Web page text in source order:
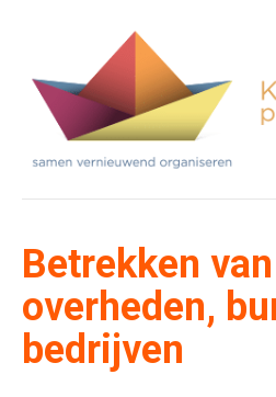
Betrekken van
overheden,
bedrijven